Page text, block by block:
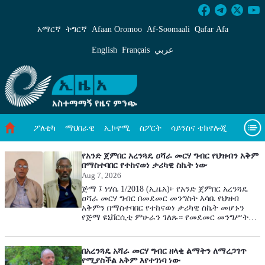
አማርኛ ትግርኛ Afaan Oromoo Af‑Soomaali Qafar Afa
English Français عربي
ፖለቲካ ማህበራዊ ኢኮኖሚ ስፖርት ሳይንስና ቴክኖሎጂ
አካባቢ ጥበቃ ዓለም አቀፍ ዜናዎች መጣጥፍ ቪዲዮዎች
መጽሔት
የአንድ ጀምበር አረንጓዴ ዐሻራ መርሃ ግብር የህዝብን አቅም
በማስተባበር የተከናወነ ታሪካዊ ስኬት ነው
Aug 7, 2026
ጅማ ፤ ነሃሴ 1/2018 (ኢዜአ)፦ የአንድ ጀምበር አረንጓዴ
ዐሻራ መርሃ ግብር በመደመር መንግስት እሳቤ የህዝብ
አቅምን በማስተባበር የተከናወነ ታሪካዊ ስኬት መሆኑን
የጅማ ዩኒቨርሲቲ ምሁራን ገለጹ። የመደመር መንግሥት
በማጎልበት፣ በአንድ ቀን ውስጥ በሚሊዮኖች የሚቆጠሩ
ችግኞችን መትከልን የመሰሉ በተግባር የተገለፁና የሚገለፁ
እውነታዎችን የያዘ እሳቤ ነው። ይህም የኢትዮጵያውያን
በአረንጓዴ አሻራ መርሃ ግብር ዘላቂ ልማትን ለማረጋገጥ
የሚያስችል አቅም እየተገነባ ነው